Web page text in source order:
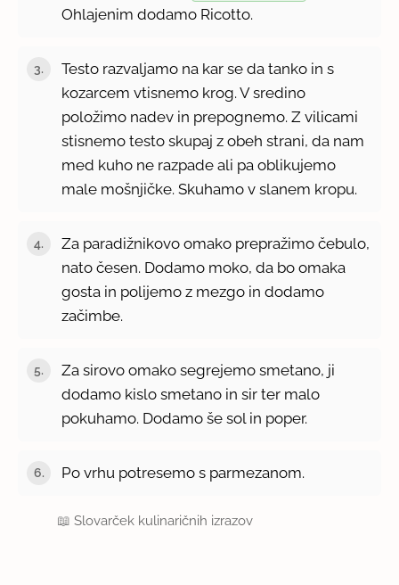
Ohlajenim dodamo Ricotto.
Testo razvaljamo na kar se da tanko in s
kozarcem vtisnemo krog. V sredino
položimo nadev in prepognemo. Z vilicami
stisnemo testo skupaj z obeh strani, da nam
med kuho ne razpade ali pa oblikujemo
male mošnjičke. Skuhamo v slanem kropu.
Za paradižnikovo omako prepražimo čebulo,
nato česen. Dodamo moko, da bo omaka
gosta in polijemo z mezgo in dodamo
začimbe.
Za sirovo omako segrejemo smetano, ji
dodamo kislo smetano in sir ter malo
pokuhamo. Dodamo še sol in poper.
Po vrhu potresemo s parmezanom.
📖Slovarček kulinaričnih izrazov